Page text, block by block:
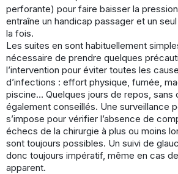
perforante) pour faire baisser la
entraîne un handicap passager et un
la fois.
Les suites en sont habituellement
nécessaire de prendre quelques
l’intervention pour éviter toutes les
d’infections : effort physique, fumée,
piscine… Quelques jours de repos, sans
également conseillés. Une surveillance
s’impose pour vérifier l’absence de
échecs de la chirurgie à plus ou moins
sont toujours possibles. Un suivi de
donc toujours impératif, même en cas
apparent.